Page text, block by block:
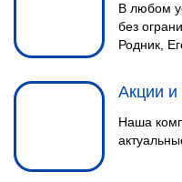
В любом
без
Родник,
Акции
Наша